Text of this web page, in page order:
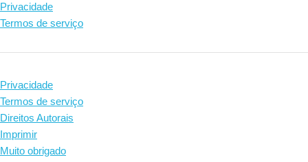
Privacidade
Termos de serviço
Privacidade
Termos de serviço
Direitos Autorais
Imprimir
Muito obrigado